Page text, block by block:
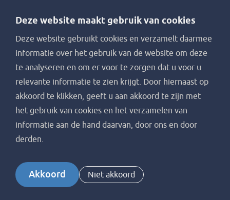
Deze website maakt gebruik van cookies
Deze website gebruikt cookies en verzamelt daarmee
informatie over het gebruik van de website om deze
te analyseren en om er voor te zorgen dat u voor u
relevante informatie te zien krijgt. Door hiernaast op
akkoord te klikken, geeft u aan akkoord te zijn met
het gebruik van cookies en het verzamelen van
informatie aan de hand daarvan, door ons en door
derden.
Akkoord Niet akkoord